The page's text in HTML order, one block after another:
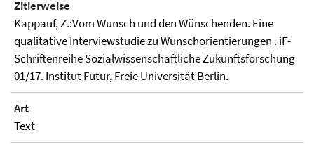
Zitierweise
Kappauf, Z.:Vom Wunsch und den Wünschenden. Eine
qualitative Interviewstudie zu Wunschorientierungen . iF-
Schriftenreihe Sozialwissenschaftliche Zukunftsforschung
01/17. Institut Futur, Freie Universität Berlin.
Art
Text